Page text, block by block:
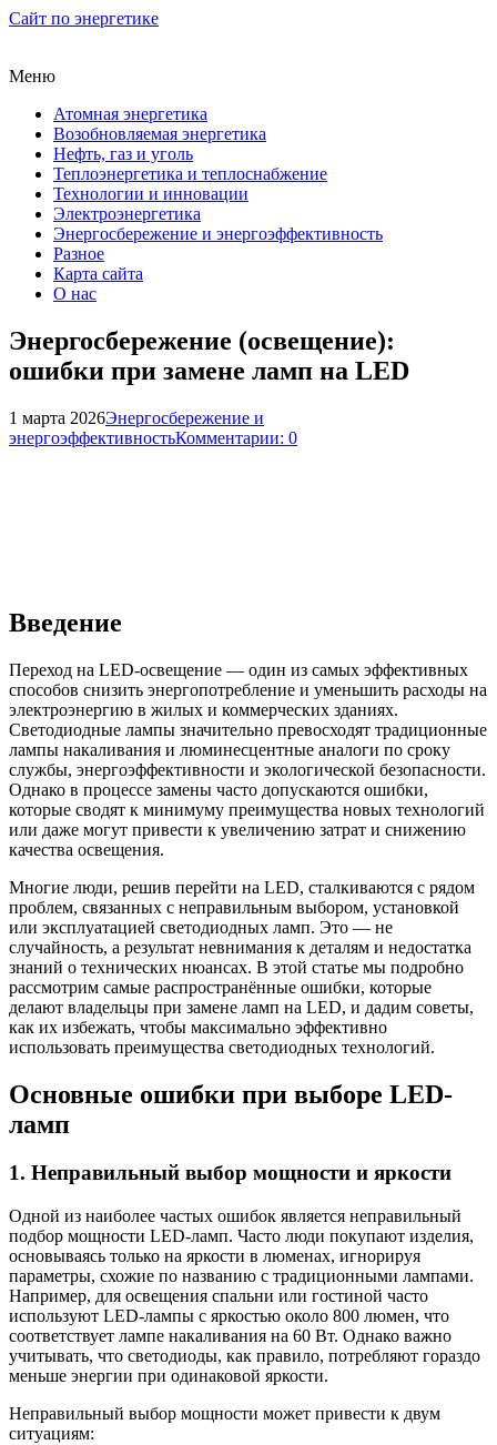
Сайт по энергетике
Меню
Атомная энергетика
Возобновляемая энергетика
Нефть, газ и уголь
Теплоэнергетика и теплоснабжение
Технологии и инновации
Электроэнергетика
Энергосбережение и энергоэффективность
Разное
Карта сайта
О нас
Энергосбережение (освещение):
ошибки при замене ламп на LED
1 марта 2026Энергосбережение и
энергоэффективностьКомментарии: 0
Введение
Переход на LED-освещение — один из самых эффективных
способов снизить энергопотребление и уменьшить расходы на
электроэнергию в жилых и коммерческих зданиях.
Светодиодные лампы значительно превосходят традиционные
лампы накаливания и люминесцентные аналоги по сроку
службы, энергоэффективности и экологической безопасности.
Однако в процессе замены часто допускаются ошибки,
которые сводят к минимуму преимущества новых технологий
или даже могут привести к увеличению затрат и снижению
качества освещения.
Многие люди, решив перейти на LED, сталкиваются с рядом
проблем, связанных с неправильным выбором, установкой
или эксплуатацией светодиодных ламп. Это — не
случайность, а результат невнимания к деталям и недостатка
знаний о технических нюансах. В этой статье мы подробно
рассмотрим самые распространённые ошибки, которые
делают владельцы при замене ламп на LED, и дадим советы,
как их избежать, чтобы максимально эффективно
использовать преимущества светодиодных технологий.
Основные ошибки при выборе LED-
ламп
1. Неправильный выбор мощности и яркости
Одной из наиболее частых ошибок является неправильный
подбор мощности LED-ламп. Часто люди покупают изделия,
основываясь только на яркости в люменах, игнорируя
параметры, схожие по названию с традиционными лампами.
Например, для освещения спальни или гостиной часто
используют LED-лампы с яркостью около 800 люмен, что
соответствует лампе накаливания на 60 Вт. Однако важно
учитывать, что светодиоды, как правило, потребляют гораздо
меньше энергии при одинаковой яркости.
Неправильный выбор мощности может привести к двум
ситуациям: